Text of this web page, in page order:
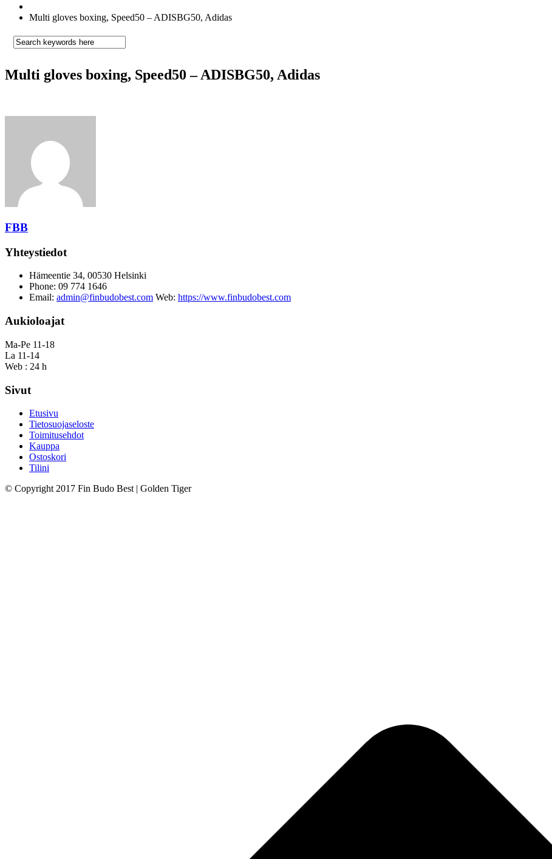
Multi gloves boxing, Speed50 – ADISBG50, Adidas
Multi gloves boxing, Speed50 – ADISBG50, Adidas
FBB
Yhteystiedot
Hämeentie 34, 00530 Helsinki
Phone: 09 774 1646
Email: admin@finbudobest.com Web: https://www.finbudobest.com
Aukioloajat
Ma-Pe 11-18
La 11-14
Web : 24 h
Sivut
Etusivu
Tietosuojaseloste
Toimitusehdot
Kauppa
Ostoskori
Tilini
© Copyright 2017 Fin Budo Best | Golden Tiger